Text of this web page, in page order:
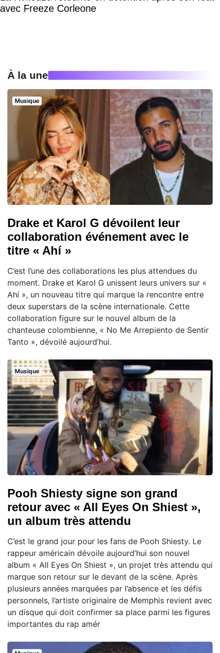
avec Freeze Corleone
À la une
Musique
Drake et Karol G dévoilent leur
collaboration événement avec le
titre « Ahí »
C’est l’une des collaborations les plus attendues du
moment. Drake et Karol G unissent leurs univers sur «
Ahí », un nouveau titre qui marque la rencontre entre
deux superstars de la scène internationale. Cette
collaboration figure sur le nouvel album de la
chanteuse colombienne, « No Me Arrepiento de Sentir
Tanto », dévoilé aujourd’hui.
Musique
Pooh Shiesty signe son grand
retour avec « All Eyes On Shiest »,
un album très attendu
C’est le grand jour pour les fans de Pooh Shiesty. Le
rappeur américain dévoile aujourd’hui son nouvel
album « All Eyes On Shiest », un projet très attendu qui
marque son retour sur le devant de la scène. Après
plusieurs années marquées par l’absence et les défis
personnels, l’artiste originaire de Memphis revient avec
un disque qui doit confirmer sa place parmi les figures
importantes du rap amér